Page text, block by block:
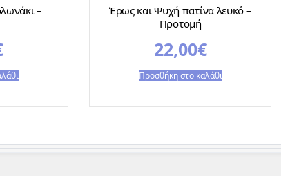
–
Έρως και Ψυχή πατίνα λευκό –
Προτομή
22,00€
Προσθήκη στο καλάθι